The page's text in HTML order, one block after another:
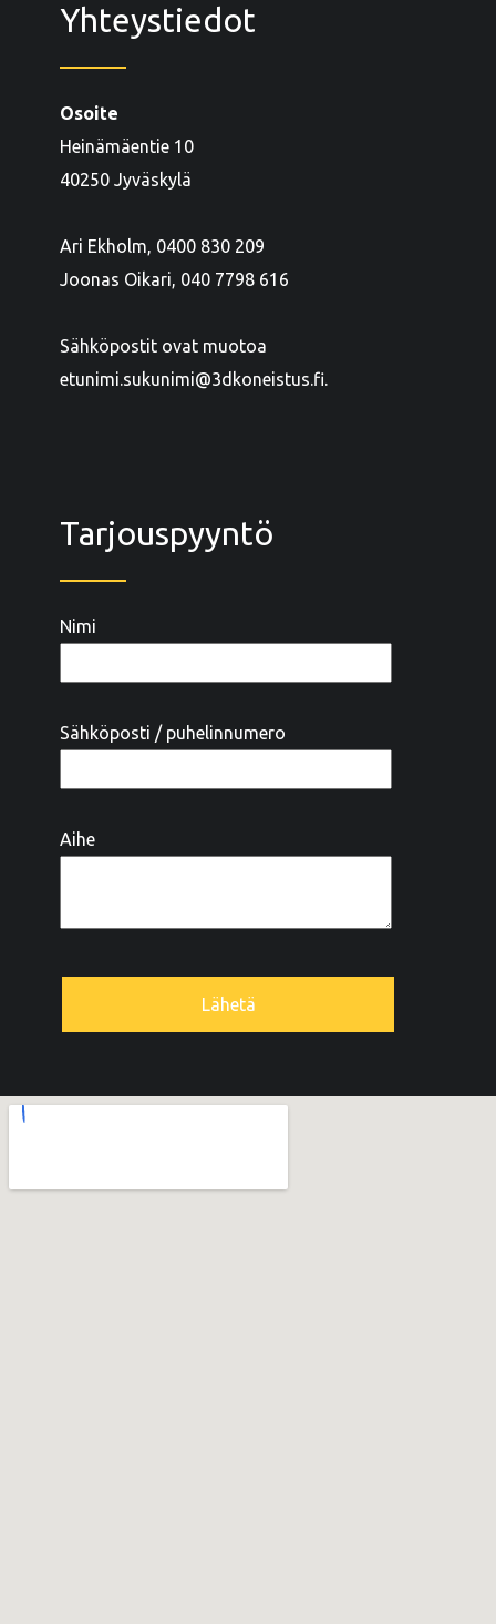
Yhteystiedot
Osoite
Heinämäentie 10
40250 Jyväskylä
Ari Ekholm, 0400 830 209
Joonas Oikari, 040 7798 616
Sähköpostit ovat muotoa
etunimi.sukunimi@3dkoneistus.fi.
Tarjouspyyntö
Nimi
Sähköposti / puhelinnumero
Aihe